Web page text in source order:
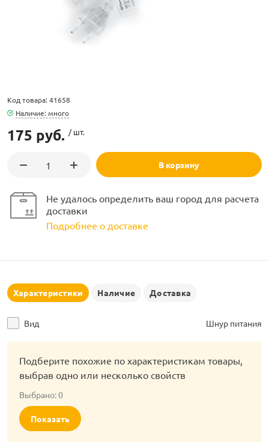
LED
Код товара: 41658
Наличие: много
175 руб. / шт.
В корзину
Не удалось определить ваш город для расчета
доставки
Подробнее о доставке
Характеристики Наличие Доставка
Вид Шнур питания
Подберите похожие по характеристикам товары,
выбрав одно или несколько свойств
Выбрано:0
Показать